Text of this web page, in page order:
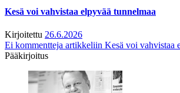
Kesä voi vahvistaa elpyvää tunnelmaa
Kirjoitettu 26.6.2026
Ei kommentteja artikkeliin Kesä voi vahvistaa
Pääkirjoitus